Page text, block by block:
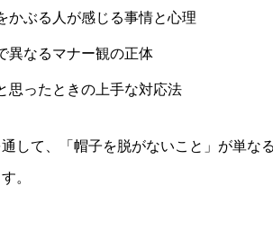
かぶる人が感じる事情と心理
異なるマナー観の正体
思ったときの上手な対応法
して、「帽子を脱がないこと」が単な
。